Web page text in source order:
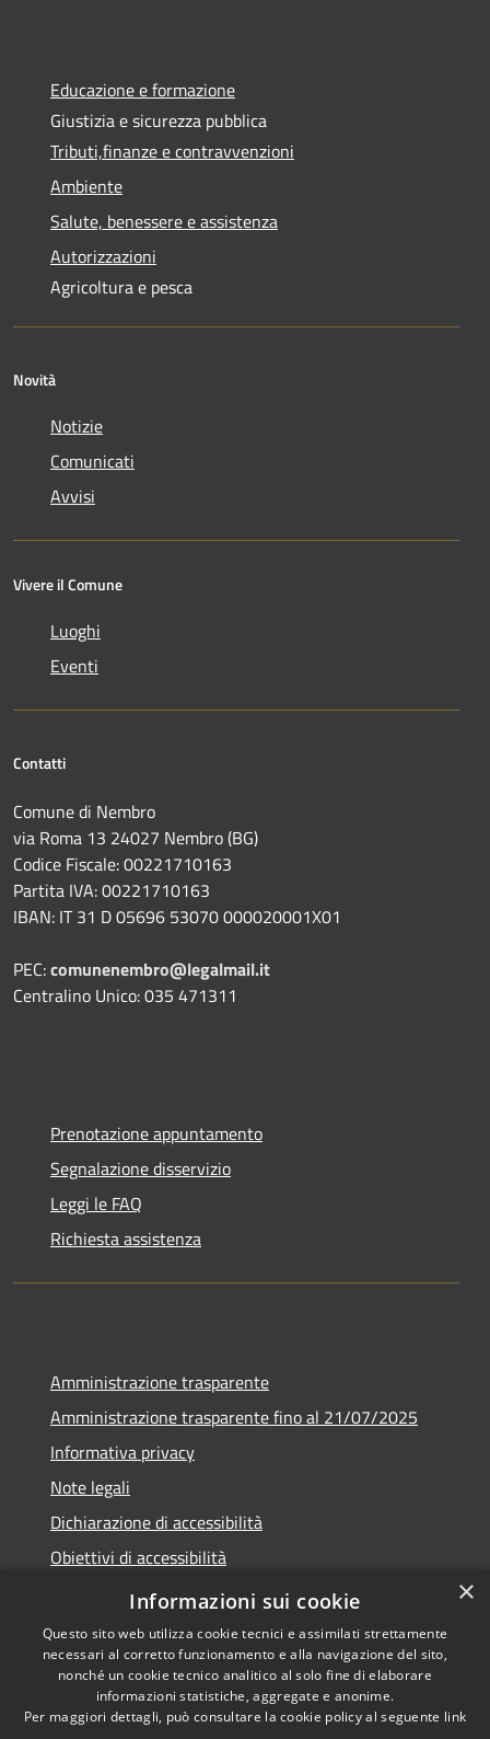
Educazione e formazione
Giustizia e sicurezza pubblica
Tributi,finanze e contravvenzioni
Ambiente
Salute, benessere e assistenza
Autorizzazioni
Agricoltura e pesca
Novità
Notizie
Comunicati
Avvisi
Vivere il Comune
Luoghi
Eventi
Contatti
Comune di Nembro
via Roma 13 24027 Nembro (BG)
Codice Fiscale: 00221710163
Partita IVA: 00221710163
IBAN: IT 31 D 05696 53070 000020001X01
PEC:comunenembro@legalmail.it
Centralino Unico: 035 471311
Prenotazione appuntamento
Segnalazione disservizio
Leggi le FAQ
Richiesta assistenza
Amministrazione trasparente
Amministrazione trasparente fino al 21/07/2025
Informativa privacy
Note legali
Dichiarazione di accessibilità
Obiettivi di accessibilità
Piano di miglioramento
Accessibilità
Copyright © 2026 • Comune di
Nembro • Powered by
×
Informazioni sui cookie
Questo sito web utilizza cookie tecnici e assimilati strettamente
necessari al corretto funzionamento e alla navigazione del sito,
nonché un cookie tecnico analitico al solo fine di elaborare
informazioni statistiche, aggregate e anonime.
Per maggiori dettagli, può consultare la cookie policy al seguente link